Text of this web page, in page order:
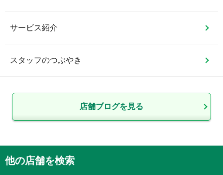
サービス紹介
スタッフのつぶやき
店舗ブログを見る
他の店舗を検索